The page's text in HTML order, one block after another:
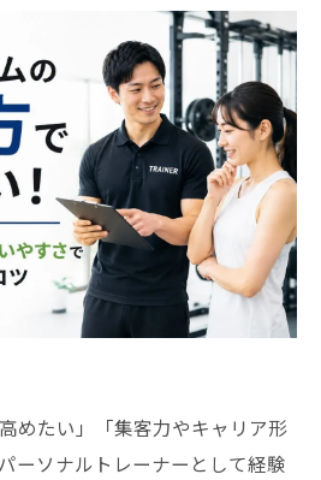
めたい」「集客力やキャリア形
ソナルトレーナーとして経験